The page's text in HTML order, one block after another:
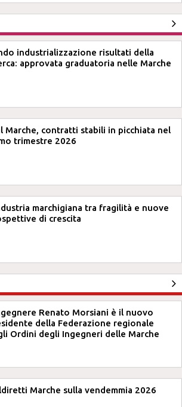
industrializzazione risultati della
approvata graduatoria nelle Marche
Marche, contratti stabili in picchiata nel
trimestre 2026
marchigiana tra fragilità e nuove
di crescita
Renato Morsiani è il nuovo
della Federazione regionale
Ordini degli Ingegneri delle Marche
Marche sulla vendemmia 2026